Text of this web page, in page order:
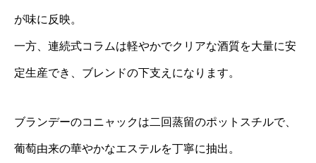
が味に反映。
一方、連続式コラムは軽やかでクリアな酒質を大量に安
定生産でき、ブレンドの下支えになります。
ブランデーのコニャックは二回蒸留のポットスチルで、
葡萄由来の華やかなエステルを丁寧に抽出。